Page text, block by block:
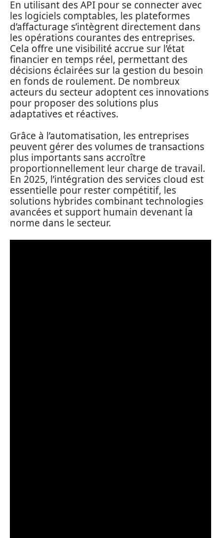
En utilisant des API pour se connecter avec
les logiciels comptables, les plateformes
d’affacturage s’intègrent directement dans
les opérations courantes des entreprises.
Cela offre une visibilité accrue sur l’état
financier en temps réel, permettant des
décisions éclairées sur la gestion du besoin
en fonds de roulement. De nombreux
acteurs du secteur adoptent ces innovations
pour proposer des solutions plus
adaptatives et réactives.
Grâce à l’automatisation, les entreprises
peuvent gérer des volumes de transactions
plus importants sans accroître
proportionnellement leur charge de travail.
En 2025, l’intégration des services cloud est
essentielle pour rester compétitif, les
solutions hybrides combinant technologies
avancées et support humain devenant la
norme dans le secteur.